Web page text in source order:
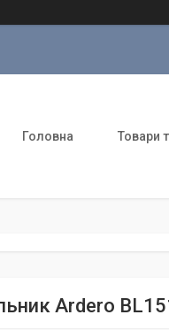
Головна Товари
Ardero